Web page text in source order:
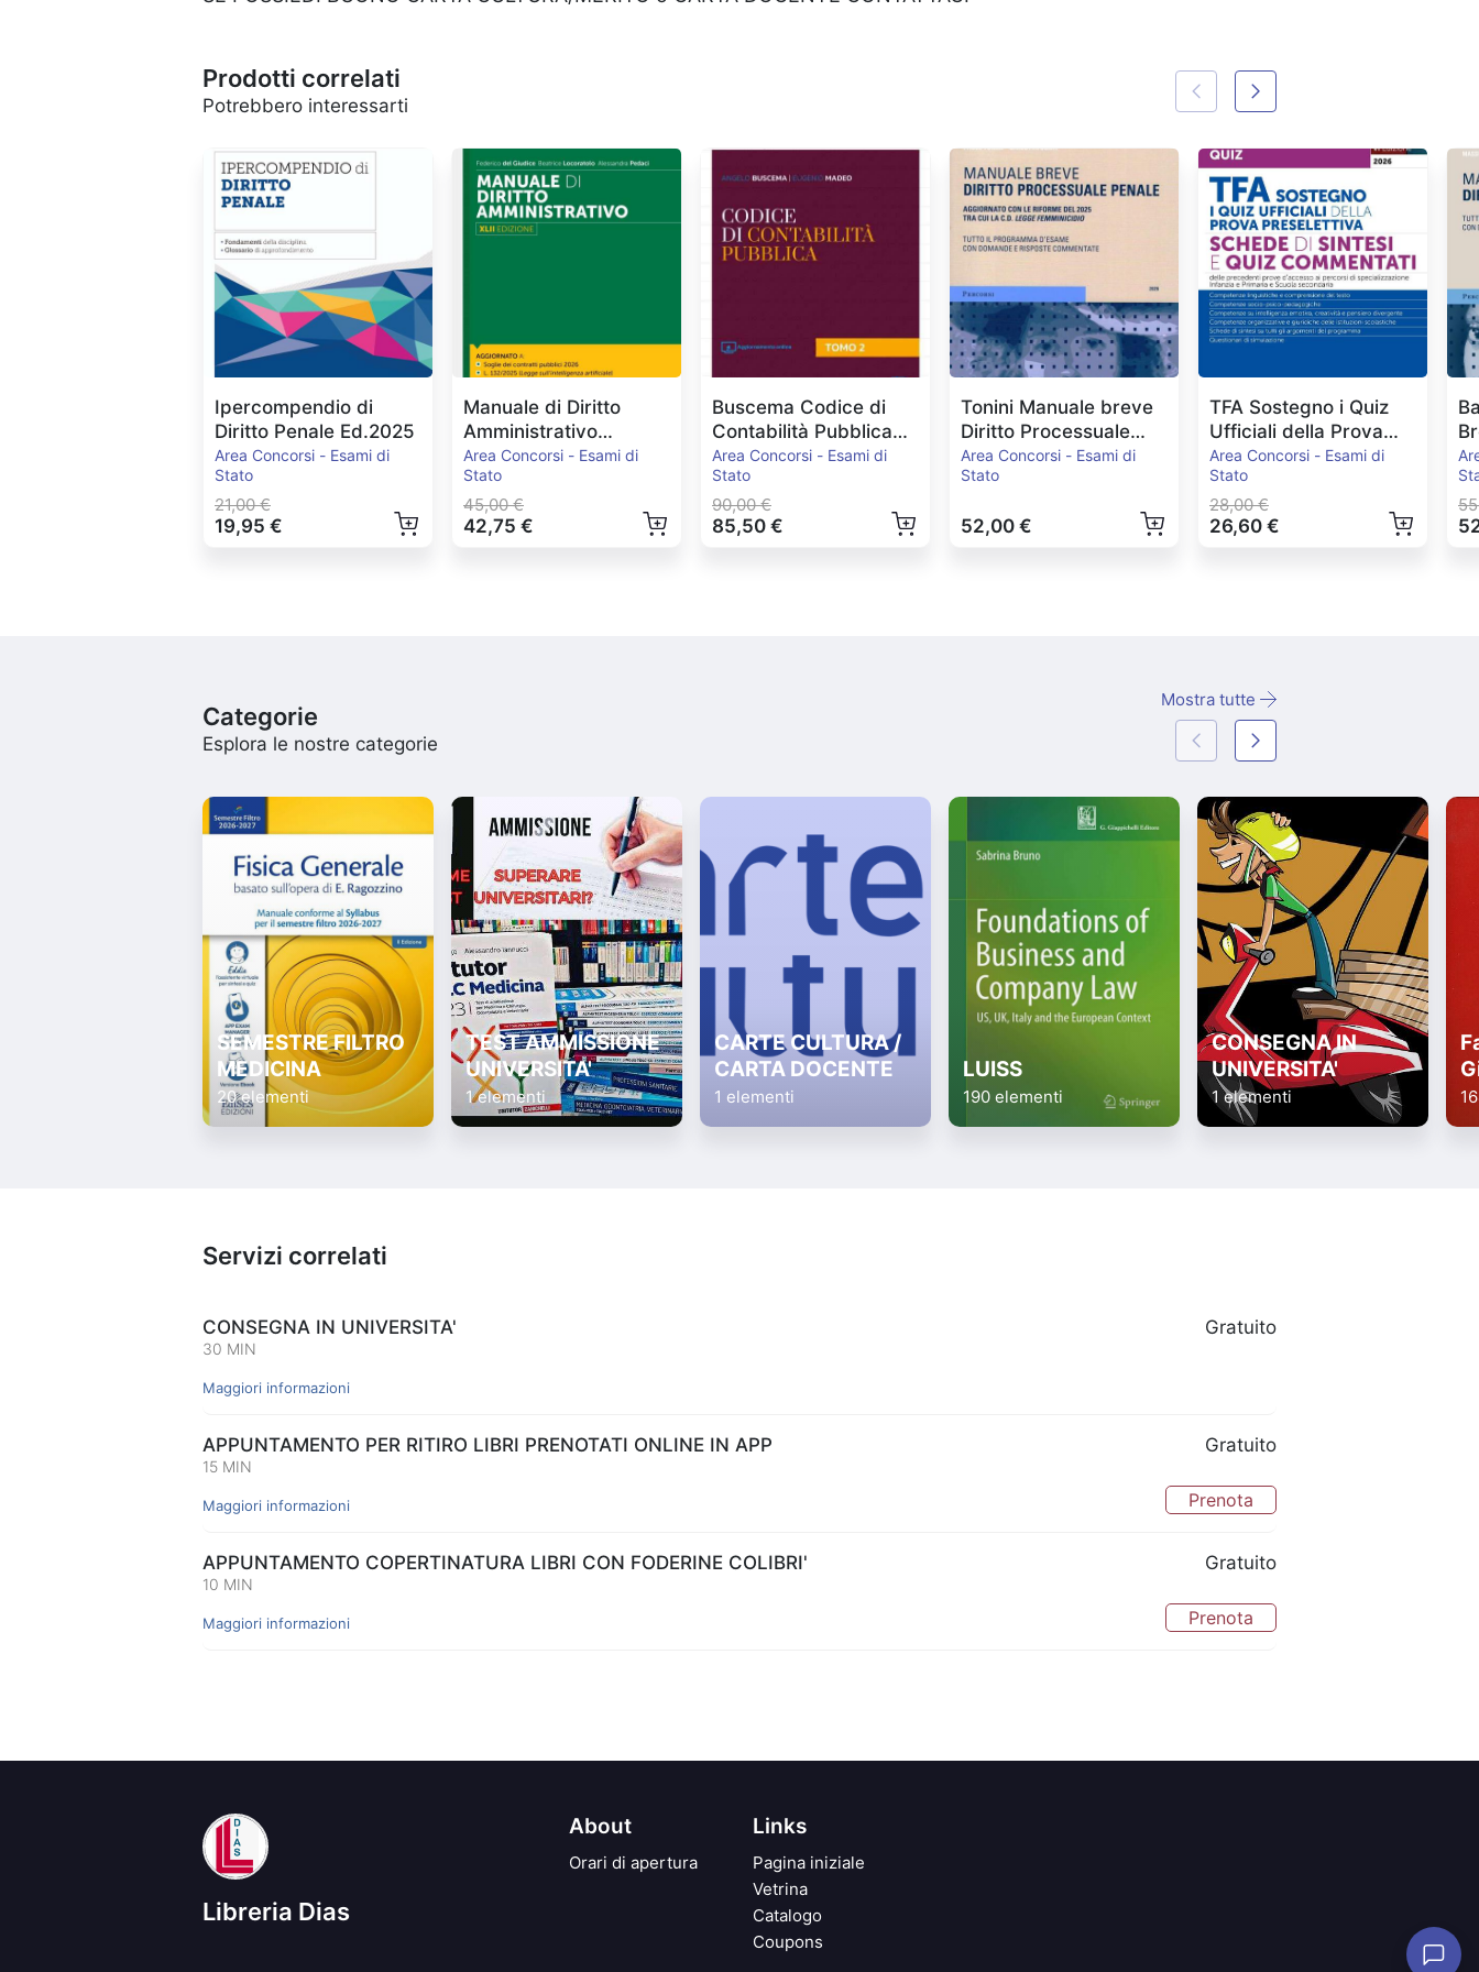
Prodotti correlati
Potrebbero interessarti
Ipercompendio di
Diritto Penale Ed.2025
Area Concorsi - Esami di
Stato
21,00 €
19,95 €
Manuale di Diritto
Amministrativo
Ed.2026
Area Concorsi - Esami di
Stato
45,00 €
42,75 €
Buscema Codice di
Contabilità Pubblica
2024
Area Concorsi - Esami di
Stato
90,00 €
85,50 €
Tonini Manuale breve
Diritto Processuale
Penale Ed.2026
Area Concorsi - Esami di
Stato
52,00 €
TFA Sostegno i Quiz
Ufficiali della Prova
Preselettiva
Area Concorsi - Esami di
Stato
28,00 €
26,60 €
Categorie
Esplora le nostre categorie
Mostra tutte
SEMESTRE FILTRO
MEDICINA
20 elementi
TEST AMMISSIONE
UNIVERSITA'
1 elementi
CARTE CULTURA /
CARTA DOCENTE
1 elementi
LUISS
190 elementi
CONSEGNA IN
UNIVERSITA'
1 elementi
Servizi correlati
CONSEGNA IN UNIVERSITA'
30 MIN
Gratuito
Maggiori informazioni
APPUNTAMENTO PER RITIRO LIBRI PRENOTATI ONLINE IN APP
15 MIN
Gratuito
Maggiori informazioni Prenota
APPUNTAMENTO COPERTINATURA LIBRI CON FODERINE COLIBRI'
10 MIN
Gratuito
Maggiori informazioni Prenota
Libreria Dias
About
Orari di apertura
Links
Pagina iniziale
Vetrina
Catalogo
Coupons